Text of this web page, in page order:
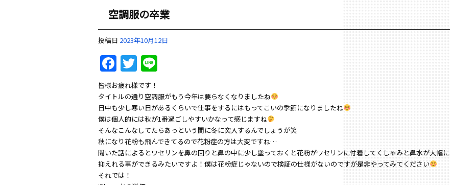
空調服の卒業
投稿日 2023年10月12日
Facebook
Twitter
皆様お疲れ様です！
タイトルの通り空調服がもう今年は要らなくなりましたね
日中も少し寒い日があるくらいで仕事をするにはもってこいの季節になりましたね
僕は個人的には秋が1番過ごしやすいかなって感じますね
そんなこんなしてたらあっという間に冬に突入するんでしょうが笑
秋になり花粉も飛んできてるので花粉症の方は大変ですね…
聞いた話によるとワセリンを鼻の回りと鼻の中に少し塗っておくと花粉がワセリンに付着してくしゃみと鼻水が大幅に
抑えれる事ができるみたいですよ！僕は花粉症じゃないので検証の仕様がないのですが是非やってみてください
それでは！